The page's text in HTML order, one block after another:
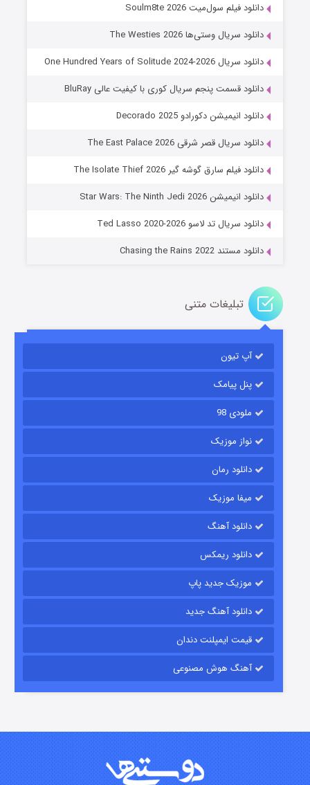
جادوگری در مغولستان
قسمت ۱۴ (زیرنویس) منتشر شد
قسمت
قسمت۲ (دوبله) منتشر شد
دانلود فیلم سول‌میت Soulm8te 2026
دانلود سریال وستی‌ها The Westies 2026
دانلود سریال One Hundred Years of Solitude 2024-2026
دانلود قسمت پنجم سریال کوری با کیفیت عالی BluRay
دانلود انیمیشن دکورادو Decorado 2025
دانلود سریال قصر شرقی The East Palace 2026
دانلود فیلم سارق گوشه گیر The Isolate Thief 2026
دانلود انیمیشن Star Wars: The Ninth Jedi 2026
دانلود سریال تد لاسو Ted Lasso 2020-2026
دانلود مستند Chasing the Rains 2022
تبلیغات متنی
آپ تیون
پنل پیامک
ملودی 98
نواز موزیک
دانلود رمان
میفا موزیک
دانلود آهنگ
دانلود ریمکس
موزیک جدید پاپ
دانلود آهنگ جدید
قیمت ایمپلنت دندان
آهنگ هوش مصنوعی